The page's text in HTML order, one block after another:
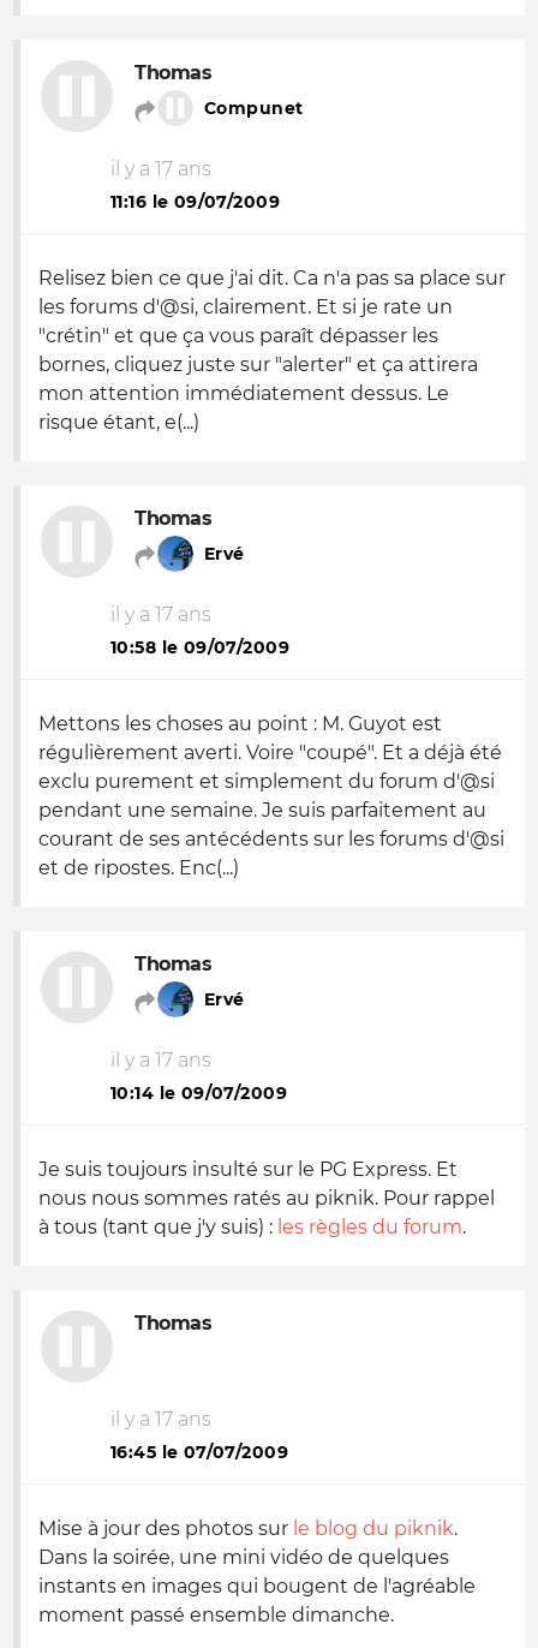
Thomas
Compunet
il y a 17 ans
11:16 le 09/07/2009
Relisez bien ce que j'ai dit. Ca n'a pas sa place sur
les forums d'@si, clairement. Et si je rate un
"crétin" et que ça vous paraît dépasser les
bornes, cliquez juste sur "alerter" et ça attirera
mon attention immédiatement dessus. Le
risque étant, e(...)
Thomas
Ervé
il y a 17 ans
10:58 le 09/07/2009
Mettons les choses au point : M. Guyot est
régulièrement averti. Voire "coupé". Et a déjà été
exclu purement et simplement du forum d'@si
pendant une semaine. Je suis parfaitement au
courant de ses antécédents sur les forums d'@si
et de ripostes. Enc(...)
Thomas
Ervé
il y a 17 ans
10:14 le 09/07/2009
Je suis toujours insulté sur le PG Express. Et
nous nous sommes ratés au piknik. Pour rappel
à tous (tant que j'y suis) : les règles du forum.
Thomas
il y a 17 ans
16:45 le 07/07/2009
Mise à jour des photos sur le blog du piknik.
Dans la soirée, une mini vidéo de quelques
instants en images qui bougent de l'agréable
moment passé ensemble dimanche.